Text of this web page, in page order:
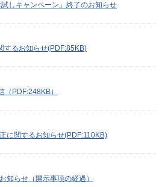
しキャンペーン」終了のお知らせ
するお知らせ(PDF:85KB)
PDF:248KB）
に関するお知らせ(PDF:110KB)
知らせ（開示事項の経過）